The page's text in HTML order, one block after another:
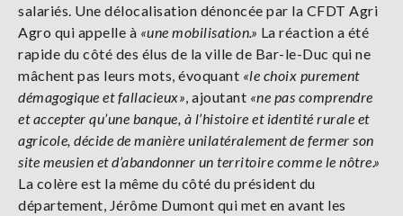
salariés. Une délocalisation dénoncée par la CFDT Agri
Agro qui appelle à «une mobilisation.» La réaction a été
rapide du côté des élus de la ville de Bar-le-Duc qui ne
mâchent pas leurs mots, évoquant «le choix purement
démagogique et fallacieux» , ajoutant «ne pas comprendre
et accepter qu’une banque, à l’histoire et identité rurale et
agricole, décide de manière unilatéralement de fermer son
site meusien et d’abandonner un territoire comme le nôtre.»
La colère est la même du côté du président du
département, Jérôme Dumont qui met en avant les